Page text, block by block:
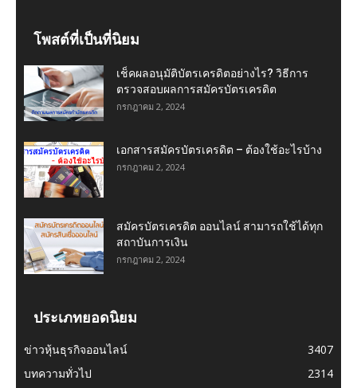
โพสต์ที่เป็นที่นิยม
เช็คผลอนุมัติบัตรเครดิตอย่างไร? วิธีการ
ตรวจสอบผลการสมัครบัตรเครดิต
กรกฎาคม 2, 2024
เอกสารสมัครบัตรเครดิต – ต้องใช้อะไรบ้าง
กรกฎาคม 2, 2024
สมัครบัตรเครดิต ออนไลน์ สามารถใช้ได้ทุก
สถาบันการเงิน
กรกฎาคม 2, 2024
ประเภทยอดนิยม
ข่าวหุ้นธุรกิจออนไลน์
3407
บทความทั่วไป
2314